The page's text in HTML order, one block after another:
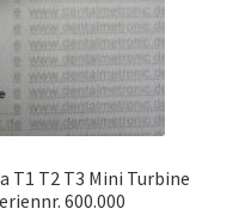
T1 T2 T3 Mini Turbine
600.000